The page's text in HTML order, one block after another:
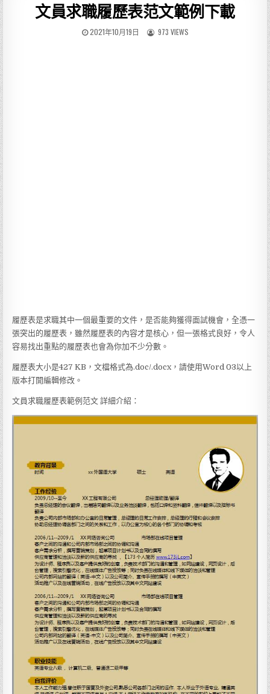
S
T
E
文員求職履歷表范文範例下載
2021年10月19日 973 VIEWS
履歷表是求職其中一個最重要的文件，是否能夠獲得面試機會，全憑一
張突出的履歷表，雖然履歷表的內容才是核心，但一張格式良好，令人
容易找出重點的履歷表也會為你加不少分數。
履歷表大小是427 KB，文檔格式為.doc/.docx，請使用Word 03以上
版本打開編輯修改。
文員求職履歷表範例范文 詳細介紹：